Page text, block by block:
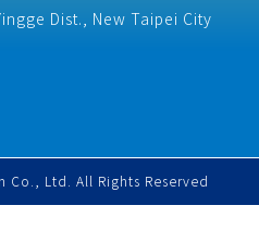
Dist., New Taipei City
Co., Ltd. All Rights Reserved